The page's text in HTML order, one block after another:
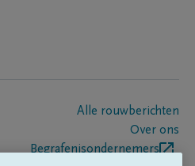
Alle rouwberichten
Over ons
Begrafenisondernemers